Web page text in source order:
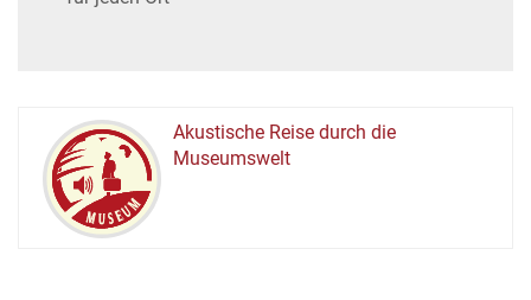
MUSEUM
Akustische Reise durch die
Museumswelt